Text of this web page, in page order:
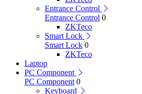
Entrance Control
Entrance Control 0
ZKTeco
Smart Lock
Smart Lock 0
ZKTeco
Laptop
PC Component
PC Component 0
Keyboard